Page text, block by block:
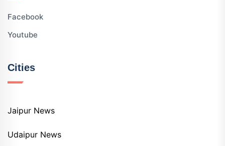
Facebook
Youtube
Cities
Jaipur News
Udaipur News